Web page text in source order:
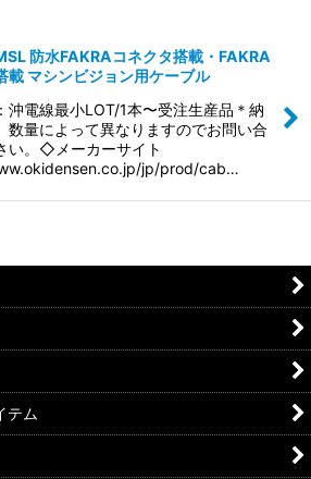
絞り込む
防水FAKRAコネクタ搭載・FAKRA
載 マシンビジョン用ケーブル
沖電線最小LOT/1本〜受注生産品＊納
数量によって異なりますのでお問い合
い。◇メーカーサイト
jp/prod/cab…
テム